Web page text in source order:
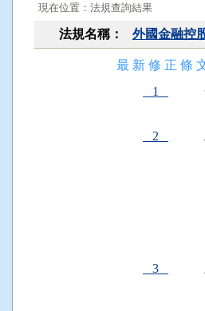
現在位置：法規查詢結果
法規名稱： 外國金融控
最 新 修 正 條
1
2
3